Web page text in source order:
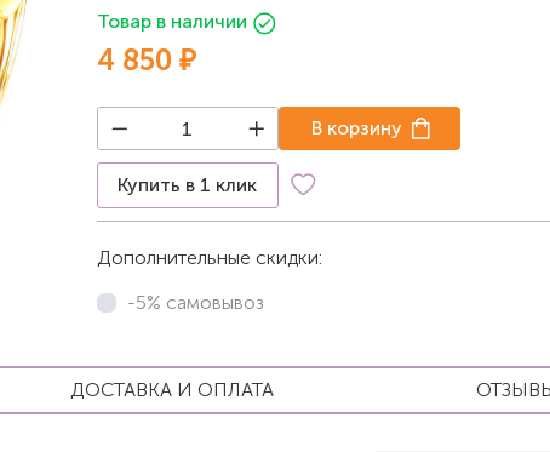
Товар в наличии
4 850 ₽
Купить в 1 клик
В корзину
Дополнительные скидки:
-5% самовывоз
ДОСТАВКА И ОПЛАТА